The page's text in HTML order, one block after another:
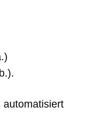
automatisiert